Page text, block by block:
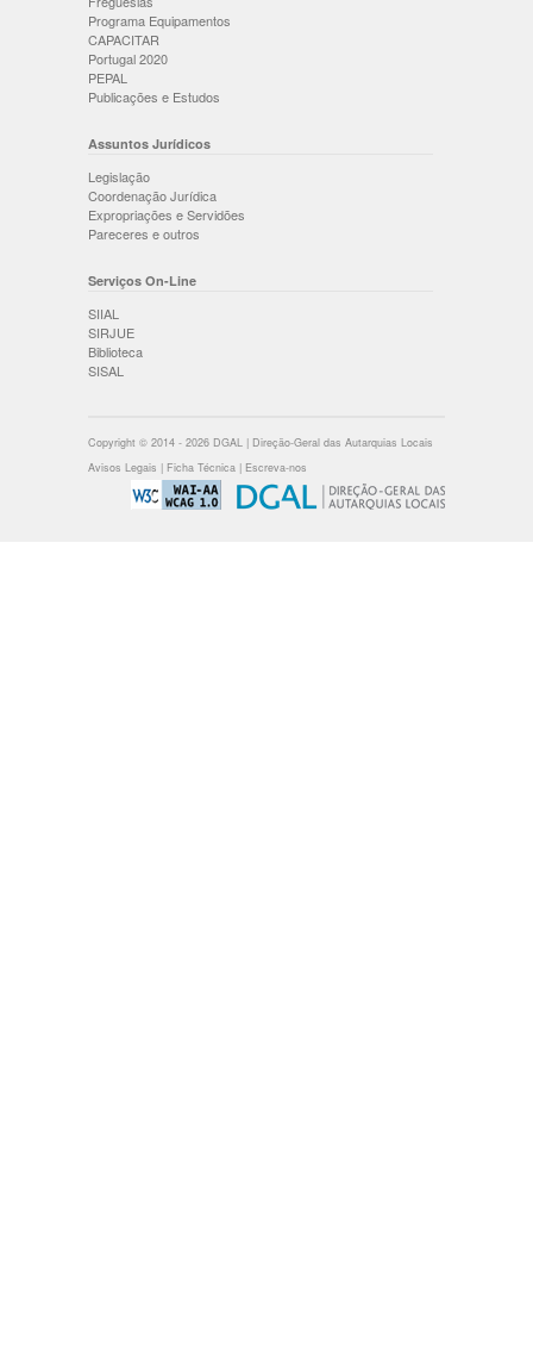
Programa Equipamentos
CAPACITAR
Portugal 2020
PEPAL
Publicações e Estudos
Assuntos Jurídicos
Legislação
Coordenação Jurídica
Expropriações e Servidões
Pareceres e outros
Serviços On-Line
SIIAL
SIRJUE
Biblioteca
SISAL
Copyright © 2014 - 2026 DGAL | Direção-Geral das Autarquias Locais
Avisos Legais | Ficha Técnica | Escreva-nos